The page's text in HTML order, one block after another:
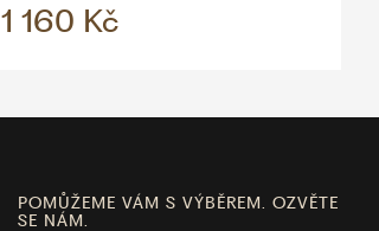
1 160 Kč
POMŮŽEME VÁM S VÝBĚREM. OZVĚTE
SE NÁM.